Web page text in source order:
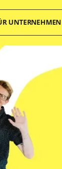
UNTERNEHMEN